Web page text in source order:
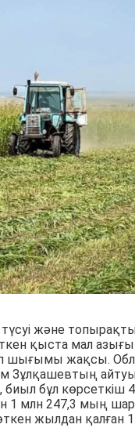
және
қыста мал
шығымы жақсы.
Зұлқашевтың
биыл бұл
1 млн 247,3 мың
жылдан қалған